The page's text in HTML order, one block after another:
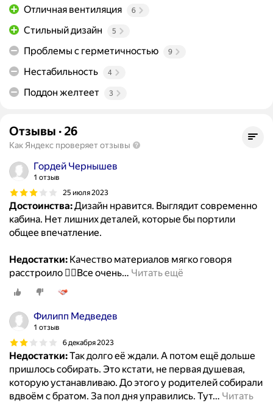
Отличная вентиляция 6
Стильный дизайн 5
Проблемы с герметичностью 9
Нестабильность 4
Поддон желтеет 3
Отзывы · 26
Как Яндекс проверяет отзывы
Гордей Чернышев
1 отзыв
25 июля 2023
Достоинства:Дизайн нравится. Выглядит современно
кабина. Нет лишних деталей, которые бы портили
общее впечатление.
Недостатки: Качество материалов мягко говоря
расстроило 🤦‍♂️Все очень… Читать ещё
Филипп Медведев
1 отзыв
6 декабря 2023
Недостатки:Так долго её ждали. А потом ещё дольше
пришлось собирать. Это кстати, не первая душевая,
которую устанавливаю. До этого у родителей собирали
вдвоём с братом. За пол дня управились. Тут… Читать